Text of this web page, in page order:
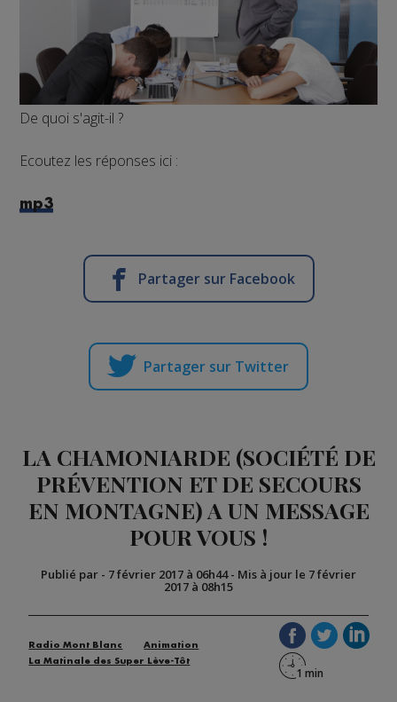
De quoi s'agit-il ?
Ecoutez les réponses ici :
mp3
Partager sur Facebook
Partager sur Twitter
LA CHAMONIARDE (SOCIÉTÉ DE
PRÉVENTION ET DE SECOURS
EN MONTAGNE) A UN MESSAGE
POUR VOUS !
Publié par - 7 février 2017 à 06h44- Mis à jour le 7 février
2017 à 08h15
Radio Mont Blanc
Animation
La Matinale des Super Lève-Tôt